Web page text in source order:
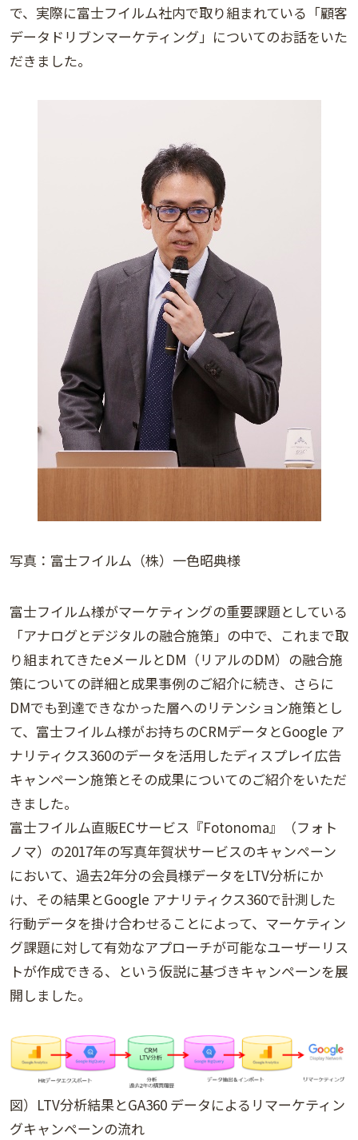
で、実際に富士フイルム社内で取り組まれている「顧客
データドリブンマーケティング」についてのお話をいた
だきました。
写真：富士フイルム（株）一色昭典様
富士フイルム様がマーケティングの重要課題としている
「アナログとデジタルの融合施策」の中で、これまで取
り組まれてきたeメールとDM（リアルのDM）の融合施
策についての詳細と成果事例のご紹介に続き、さらに
DMでも到達できなかった層へのリテンション施策とし
て、富士フイルム様がお持ちのCRMデータとGoogle ア
ナリティクス360のデータを活用したディスプレイ広告
キャンペーン施策とその成果についてのご紹介をいただ
きました。
富士フイルム直販ECサービス『Fotonoma』（フォト
ノマ）の2017年の写真年賀状サービスのキャンペーン
において、過去2年分の会員様データをLTV分析にか
け、その結果とGoogle アナリティクス360で計測した
行動データを掛け合わせることによって、マーケティン
グ課題に対して有効なアプローチが可能なユーザーリス
トが作成できる、という仮説に基づきキャンペーンを展
開しました。
図）LTV分析結果とGA360 データによるリマーケティン
グキャンペーンの流れ